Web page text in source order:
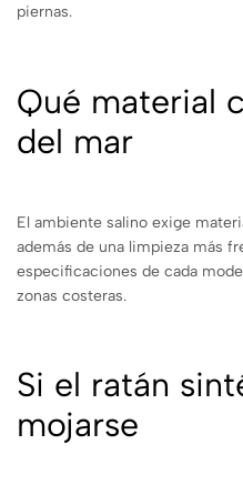
piernas.
Qué material
del mar
El ambiente salino exige
además de una limpieza más
especificaciones de cada
zonas costeras.
Si el ratán
mojarse